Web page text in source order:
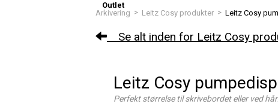
Arkivering > Leitz Cosy produkter > Leitz Cosy
Se alt inden for Leitz Cosy
Leitz Cosy
Perfekt størrelse til skrivebordet eller ved
Outlet